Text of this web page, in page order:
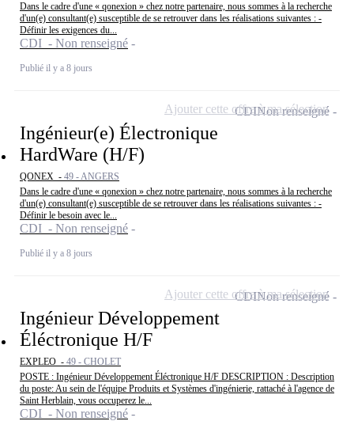
Dans le cadre d'une « qonexion » chez notre partenaire, nous sommes à la recherche
d'un(e) consultant(e) susceptible de se retrouver dans les réalisations suivantes : -
Définir les exigences du...
CDI - Non renseigné
Publié il y a 8 jours
Ingénieur(e) Électronique
HardWare (H/F)
QONEX - 49 - ANGERS
Dans le cadre d'une « qonexion » chez notre partenaire, nous sommes à la recherche
d'un(e) consultant(e) susceptible de se retrouver dans les réalisations suivantes : -
Définir le besoin avec le...
CDI - Non renseigné
Publié il y a 8 jours
CDINon renseigné
Ajouter cette offre à ma sélection
Ingénieur Développement
Éléctronique H/F
EXPLEO - 49 - CHOLET
POSTE : Ingénieur Développement Éléctronique H/F DESCRIPTION : Description
du poste: Au sein de l'équipe Produits et Systèmes d'ingénierie, rattaché à l'agence de
Saint Herblain, vous occuperez le...
CDI - Non renseigné
CDINon renseigné
Ajouter cette offre à ma sélection